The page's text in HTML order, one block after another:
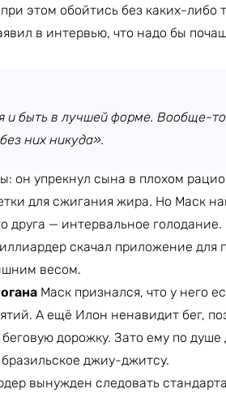
этом обойтись без каких-либо
в интервью, что надо бы
и быть в лучшей форме. Вообще-
них никуда».
он упрекнул сына в плохом
для сжигания жира. Но Маск
друга — интервальное голодание.
скачал приложение для
весом.
Маск признался, что у него
А ещё Илон ненавидит бег,
дорожку. Зато ему по
джиу-джитсу.
вынужден следовать